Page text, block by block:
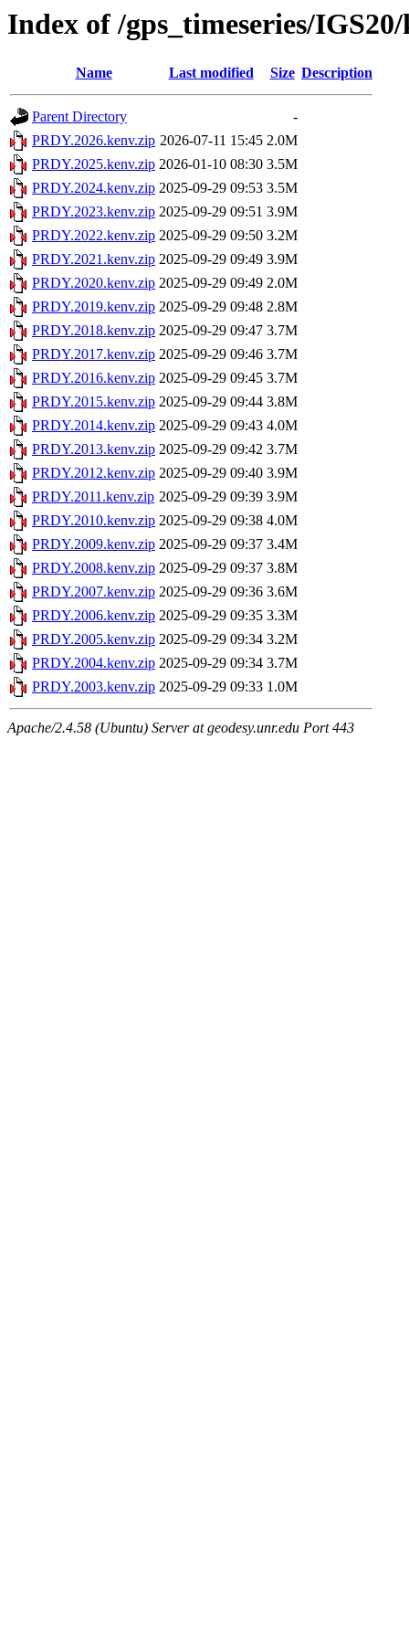
Index of /gps_timeseries/
Name Last modified Size Description
Parent Directory
-
PRDY.2026.kenv.zip 2026-07-11 15:45 2.0M
PRDY.2025.kenv.zip 2026-01-10 08:30 3.5M
PRDY.2024.kenv.zip 2025-09-29 09:53 3.5M
PRDY.2023.kenv.zip 2025-09-29 09:51 3.9M
PRDY.2022.kenv.zip 2025-09-29 09:50 3.2M
PRDY.2021.kenv.zip 2025-09-29 09:49 3.9M
PRDY.2020.kenv.zip 2025-09-29 09:49 2.0M
PRDY.2019.kenv.zip 2025-09-29 09:48 2.8M
PRDY.2018.kenv.zip 2025-09-29 09:47 3.7M
PRDY.2017.kenv.zip 2025-09-29 09:46 3.7M
PRDY.2016.kenv.zip 2025-09-29 09:45 3.7M
PRDY.2015.kenv.zip 2025-09-29 09:44 3.8M
PRDY.2014.kenv.zip 2025-09-29 09:43 4.0M
PRDY.2013.kenv.zip 2025-09-29 09:42 3.7M
PRDY.2012.kenv.zip 2025-09-29 09:40 3.9M
PRDY.2011.kenv.zip 2025-09-29 09:39 3.9M
PRDY.2010.kenv.zip 2025-09-29 09:38 4.0M
PRDY.2009.kenv.zip 2025-09-29 09:37 3.4M
PRDY.2008.kenv.zip 2025-09-29 09:37 3.8M
PRDY.2007.kenv.zip 2025-09-29 09:36 3.6M
PRDY.2006.kenv.zip 2025-09-29 09:35 3.3M
PRDY.2005.kenv.zip 2025-09-29 09:34 3.2M
PRDY.2004.kenv.zip 2025-09-29 09:34 3.7M
PRDY.2003.kenv.zip 2025-09-29 09:33 1.0M
Apache/2.4.58 (Ubuntu) Server at geodesy.unr.edu Port 443